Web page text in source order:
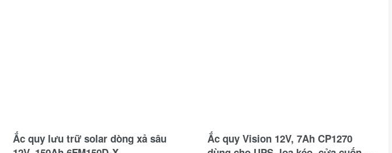
Ắc quy lưu trữ solar dòng xả sâu
Ắc quy Vision 12V, 7Ah CP1270